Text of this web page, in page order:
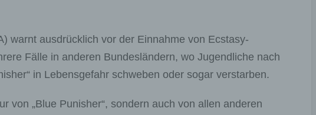
warnt ausdrücklich vor der Einnahme von Ecstasy-
Fälle in anderen Bundesländern, wo Jugendliche nach
in Lebensgefahr schweben oder sogar verstarben.
von „Blue Punisher“, sondern auch von allen anderen